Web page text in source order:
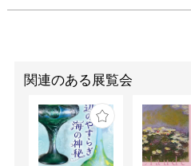
関連のある展覧会